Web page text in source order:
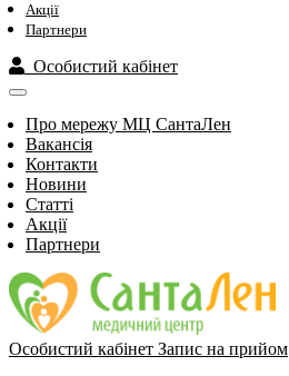
Акції
Партнери
Особистий кабінет
Про мережу МЦ СантаЛен
Вакансія
Контакти
Новини
Статті
Акції
Партнери
Особистий кабінет Запис на прийом